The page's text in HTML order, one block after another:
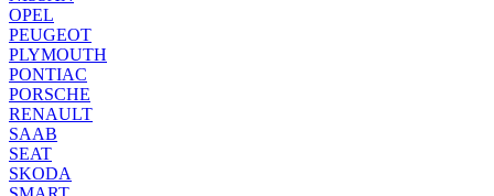
OPEL
PEUGEOT
PLYMOUTH
PONTIAC
PORSCHE
RENAULT
SAAB
SEAT
SKODA